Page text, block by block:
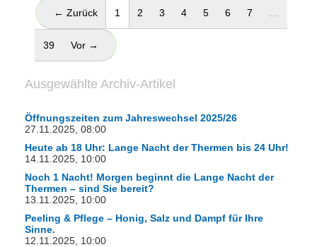
← Zurück 1 (aktuell)
2 3 4 5 6 7
39 Vor →
Ausgewählte Archiv-Artikel
Öffnungszeiten zum Jahreswechsel 2025/26
27.11.2025, 08:00
Heute ab 18 Uhr: Lange Nacht der Thermen bis 24 Uhr!
14.11.2025, 10:00
Noch 1 Nacht! Morgen beginnt die Lange Nacht der
Thermen – sind Sie bereit?
13.11.2025, 10:00
Peeling & Pflege – Honig, Salz und Dampf für Ihre
Sinne.
12.11.2025, 10:00